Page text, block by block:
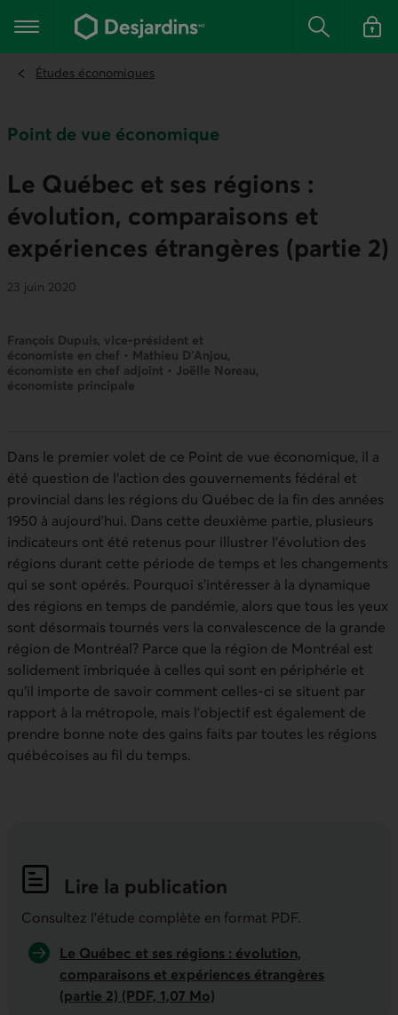
contenu
Menu principal Rechercher
Se
Études économiques
Point de vue économique
Le Québec et ses régions :
évolution, comparaisons et
expériences étrangères (partie 2)
23 juin 2020
François Dupuis, vice-président et
économiste en chef • Mathieu D’Anjou,
économiste en chef adjoint • Joëlle Noreau,
économiste principale
Dans le premier volet de ce Point de vue économique, il a
été question de l’action des gouvernements fédéral et
provincial dans les régions du Québec de la fin des années
1950 à aujourd’hui. Dans cette deuxième partie, plusieurs
indicateurs ont été retenus pour illustrer l’évolution des
régions durant cette période de temps et les changements
qui se sont opérés. Pourquoi s’intéresser à la dynamique
des régions en temps de pandémie, alors que tous les yeux
sont désormais tournés vers la convalescence de la grande
région de Montréal? Parce que la région de Montréal est
solidement imbriquée à celles qui sont en périphérie et
qu’il importe de savoir comment celles-ci se situent par
rapport à la métropole, mais l’objectif est également de
prendre bonne note des gains faits par toutes les régions
québécoises au fil du temps.
Lire la publication
Indicateurs économiques de la
Consultez l'étude complète en format PDF.
Le Québec et ses régions : évolution,
comparaisons et expériences étrangères
(partie 2) (PDF, 1,07 Mo)